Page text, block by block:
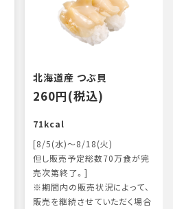
北海道産 つぶ貝
260円(税込)
71kcal
[8/5(水)～8/18(火)
但し販売予定総数70万食が完
売次第終了。]
※期間内の販売状況によって、
販売を継続させていただく場合